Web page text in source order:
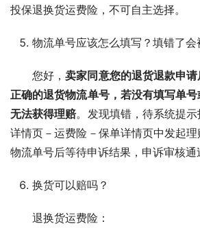
投保退换货运费险，不可自主选择。
物流单号应该怎么填写？填错了会
您好，卖家同意您的退货退款申
正确的退货物流单号，若没有填写单
无法获得理赔。发现填错，待系统提
详情页－运费险－保单详情页中发起
物流单号后等待申诉结果，申诉审核通
换货可以赔吗？
退换货运费险：